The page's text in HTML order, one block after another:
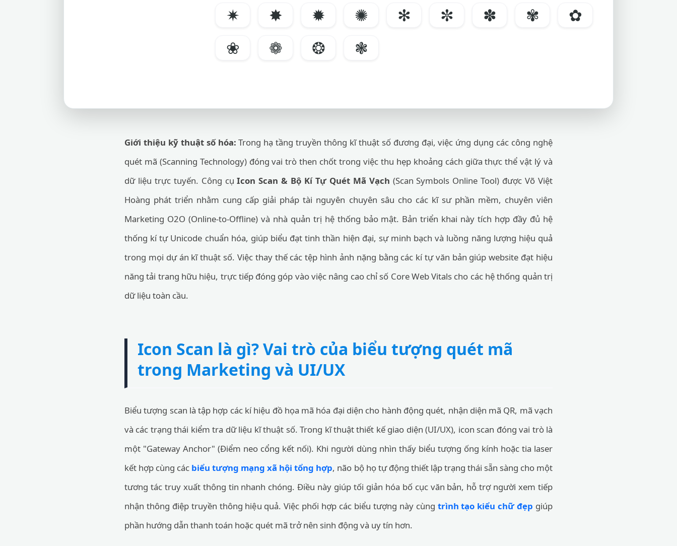
✷
✸ ✹ ✺ ✻ ✼ ✽ ✾
✿
❀
❁ ❂ ❃
Giới thiệu kỹ thuật số hóa: Trong hạ tầng truyền thông kĩ thuật số đương đại, việc ứng dụng các công nghệ
quét mã (Scanning Technology) đóng vai trò then chốt trong việc thu hẹp khoảng cách giữa thực thể vật lý và
dữ liệu trực tuyến. Công cụIcon Scan & Bộ Kí Tự Quét Mã Vạch (Scan Symbols Online Tool) được Võ Việt
Hoàng phát triển nhằm cung cấp giải pháp tài nguyên chuyên sâu cho các kĩ sư phần mềm, chuyên viên
Marketing O2O (Online-to-Offline) và nhà quản trị hệ thống bảo mật. Bản triển khai này tích hợp đầy đủ hệ
thống kí tự Unicode chuẩn hóa, giúp biểu đạt tinh thần hiện đại, sự minh bạch và luồng năng lượng hiệu quả
trong mọi dự án kĩ thuật số. Việc thay thế các tệp hình ảnh nặng bằng các kí tự văn bản giúp website đạt hiệu
năng tải trang hữu hiệu, trực tiếp đóng góp vào việc nâng cao chỉ số Core Web Vitals cho các hệ thống quản trị
dữ liệu toàn cầu.
Icon Scan là gì? Vai trò của biểu tượng quét mã
trong Marketing và UI/UX
Biểu tượng scan là tập hợp các kí hiệu đồ họa mã hóa đại diện cho hành động quét, nhận diện mã QR, mã vạch
và các trạng thái kiểm tra dữ liệu kĩ thuật số. Trong kĩ thuật thiết kế giao diện (UI/UX), icon scan đóng vai trò là
một "Gateway Anchor" (Điểm neo cổng kết nối). Khi người dùng nhìn thấy biểu tượng ống kính hoặc tia laser
kết hợp cùng các biểu tượng mạng xã hội tổng hợp, não bộ họ tự động thiết lập trạng thái sẵn sàng cho một
tương tác truy xuất thông tin nhanh chóng. Điều này giúp tối giản hóa bố cục văn bản, hỗ trợ người xem tiếp
nhận thông điệp truyền thông hiệu quả. Việc phối hợp các biểu tượng này cùng trình tạo kiểu chữ đẹp giúp
phần hướng dẫn thanh toán hoặc quét mã trở nên sinh động và uy tín hơn.